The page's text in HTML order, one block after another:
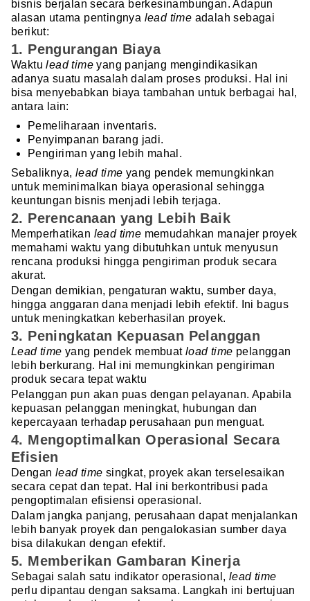
bisnis berjalan secara berkesinambungan. Adapun
alasan utama pentingnya lead time adalah sebagai
berikut:
1. Pengurangan Biaya
Waktulead time yang panjang mengindikasikan
adanya suatu masalah dalam proses produksi. Hal ini
bisa menyebabkan biaya tambahan untuk berbagai hal,
antara lain:
Pemeliharaan inventaris.
Penyimpanan barang jadi.
Pengiriman yang lebih mahal.
Sebaliknya, lead time yang pendek memungkinkan
untuk meminimalkan biaya operasional sehingga
keuntungan bisnis menjadi lebih terjaga.
2. Perencanaan yang Lebih Baik
Memperhatikan lead time memudahkan manajer proyek
memahami waktu yang dibutuhkan untuk menyusun
rencana produksi hingga pengiriman produk secara
akurat.
Dengan demikian, pengaturan waktu, sumber daya,
hingga anggaran dana menjadi lebih efektif. Ini bagus
untuk meningkatkan keberhasilan proyek.
3. Peningkatan Kepuasan Pelanggan
Lead time yang pendek membuat load time pelanggan
lebih berkurang. Hal ini memungkinkan pengiriman
produk secara tepat waktu
Pelanggan pun akan puas dengan pelayanan. Apabila
kepuasan pelanggan meningkat, hubungan dan
kepercayaan terhadap perusahaan pun menguat.
4. Mengoptimalkan Operasional Secara
Efisien
Dengan lead time singkat, proyek akan terselesaikan
secara cepat dan tepat. Hal ini berkontribusi pada
pengoptimalan efisiensi operasional.
Dalam jangka panjang, perusahaan dapat menjalankan
lebih banyak proyek dan pengalokasian sumber daya
bisa dilakukan dengan efektif.
5. Memberikan Gambaran Kinerja
Sebagai salah satu indikator operasional, lead time
perlu dipantau dengan saksama. Langkah ini bertujuan